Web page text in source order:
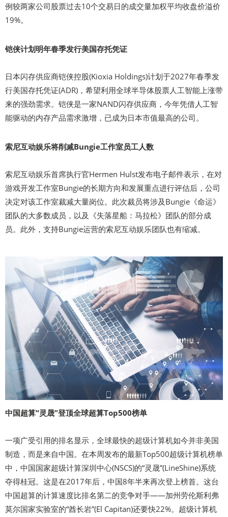
例较两家公司股票过去10个交易日的成交量加权平均收盘价溢价
19%。
铠侠计划明年春季发行美国存托凭证
日本闪存供应商铠侠控股(Kioxia Holdings)计划于2027年春季发
行美国存托凭证(ADR)，希望利用全球半导体股票人工智能上涨带
来的强劲需求。铠侠是一家NAND闪存供应商，今年凭借人工智
能驱动的内存产品需求激增，已成为日本市值最高的公司。
索尼互动娱乐将削减Bungie工作室员工人数
索尼互动娱乐首席执行官Hermen Hulst发布电子邮件表示，在对
游戏开发工作室Bungie的长期方向和发展重点进行评估后，公司
决定对该工作室裁减大量岗位。此次裁员将涉及Bungie《命运》
团队的大多数成员，以及《失落星船：马拉松》团队的部分成
员。此外，支持Bungie运营的索尼互动娱乐团队也有缩减。
中国超算“灵晟”登顶全球超算Top500榜单
一项广受引用的排名显示，全球最快的超级计算机如今并非美国
制造，而是来自中国。在本周发布的最新Top500超级计算机榜单
中，中国国家超级计算深圳中心(NSCS)的“灵晟”(LineShine)系统
夺得桂冠。这是在2017年后，中国8年半来再次登上榜首。这台
中国超算的计算速度比排名第二的竞争对手——加州劳伦斯利弗
莫尔国家实验室的“酋长岩”(El Capitan)还要快22%。超级计算机